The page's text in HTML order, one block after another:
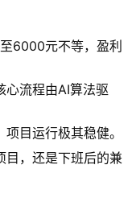
6000元不等，盈利
心流程由AI算法驱
目运行极其稳健。
目，还是下班后的兼